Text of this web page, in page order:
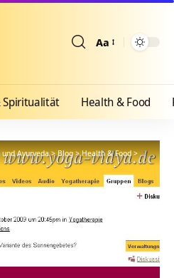
Aa
Spiritualität Health & Food
Ayurveda>Blog>Health & Food>